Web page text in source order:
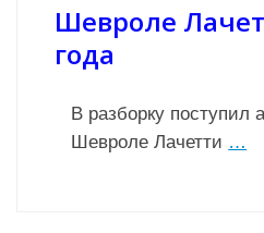
Шевроле
года
В разборку поступил
Шевроле Лачетти …